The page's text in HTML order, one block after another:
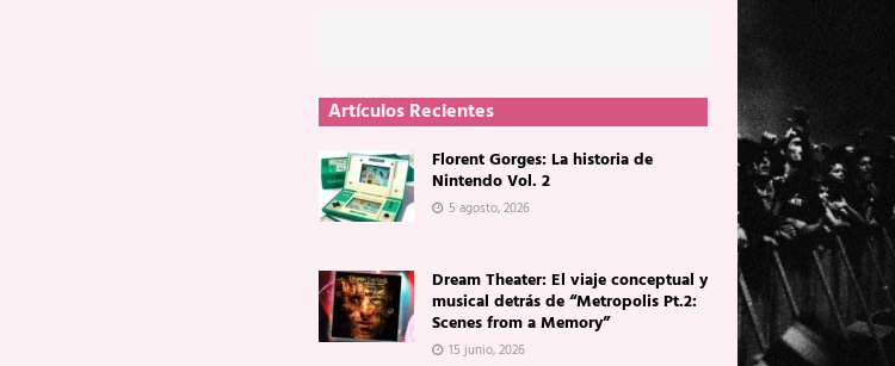
Artículos Recientes
Florent Gorges: La historia de
Nintendo Vol. 2
5 agosto, 2026
Dream Theater: El viaje conceptual y
musical detrás de “Metropolis Pt.2:
Scenes from a Memory”
15 junio, 2026